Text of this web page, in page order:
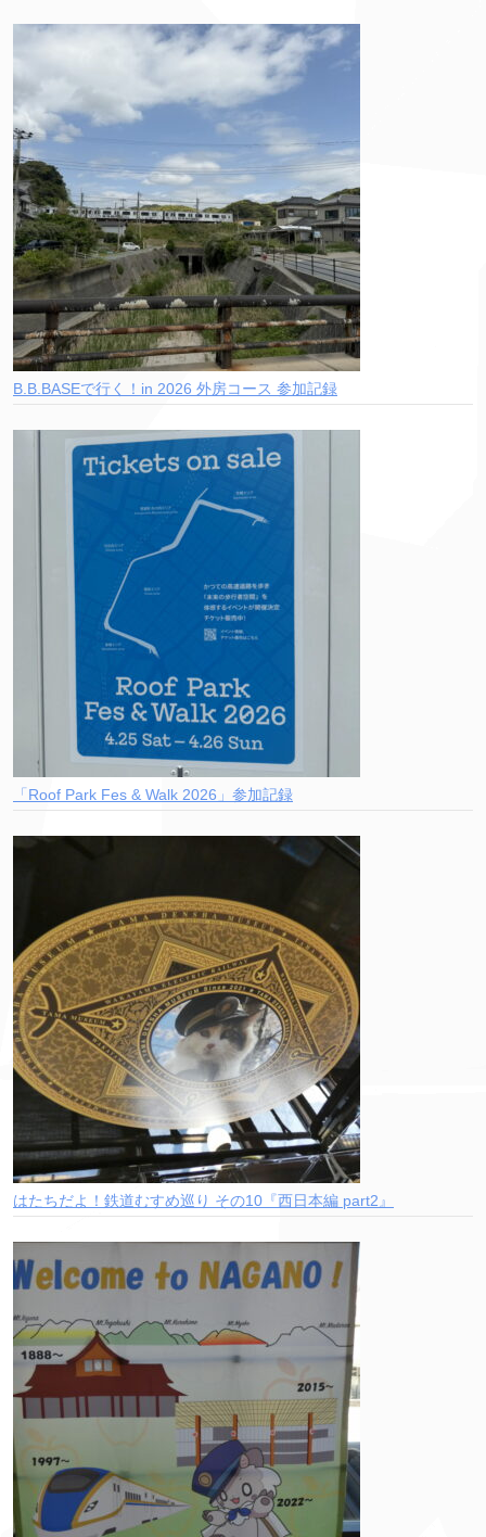
B.B.BASEで行く！in 2026 外房コース 参加記録
「Roof Park Fes & Walk 2026」参加記録
はたちだよ！鉄道むすめ巡り その10『西日本編 part2』